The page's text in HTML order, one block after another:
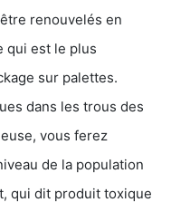
renouvelés en
qui est le plus
sur palettes.
dans les trous des
vous ferez
de la population
qui dit produit toxique